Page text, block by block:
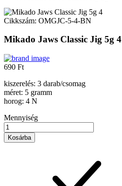
Cikkszám: OMGJC-5-4-BN
Mikado Jaws Classic Jig 5g 4
690 Ft
kiszerelés: 3 darab/csomag
méret: 5 gramm
horog: 4 N
Mennyiség
Kosárba